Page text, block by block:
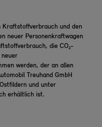
Kraftstoffverbrauch und den
neuer Personenkraftwagen
die CO₂-
neuer
werden, der an allen
Treuhand GmbH
und unter
erhältlich ist.